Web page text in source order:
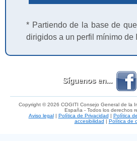
* Partiendo de la base de
dirigidos a un perfil mínimo de
Síguenos en...
Copyright © 2026 COGITI Consejo General de la
España - Todos los derechos
Aviso legal
Política de Privacidad Política
accesibilidad
Política de